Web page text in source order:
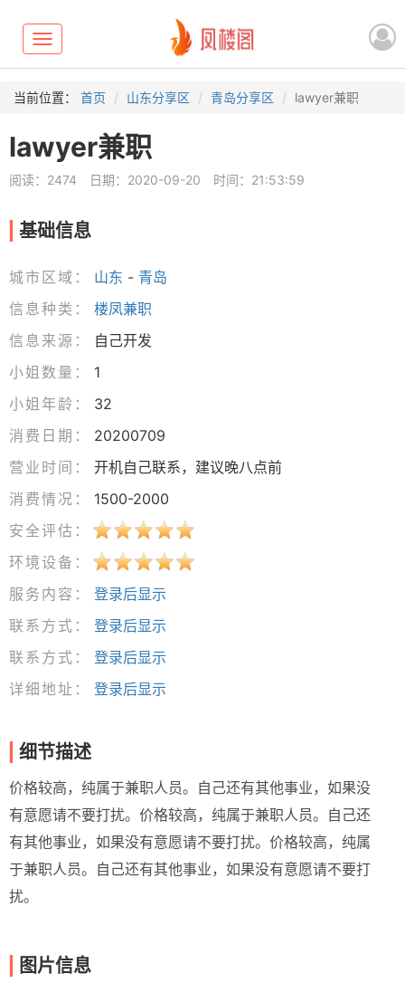
Toggle
navigation
当前位置： 首页 山东分享区 青岛分享区 lawyer兼职
lawyer兼职
阅读：2474 日期：2020-09-20 时间：21:53:59
基础信息
城市区域： 山东 - 青岛
信息种类：
楼凤兼职
信息来源：
自己开发
小姐数量：
1
小姐年龄：
32
消费日期：
20200709
营业时间：
开机自己联系，建议晚八点前
消费情况：
1500-2000
安全评估：
环境设备：
服务内容：
登录后显示
联系方式：
登录后显示
联系方式：
登录后显示
详细地址：
登录后显示
细节描述
价格较高，纯属于兼职人员。自己还有其他事业，如果没
有意愿请不要打扰。价格较高，纯属于兼职人员。自己还
有其他事业，如果没有意愿请不要打扰。价格较高，纯属
于兼职人员。自己还有其他事业，如果没有意愿请不要打
扰。
图片信息